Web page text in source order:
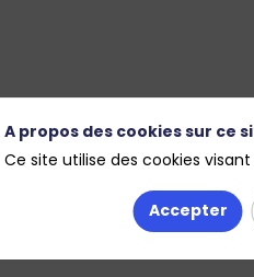
A propos des cookies sur ce
Ce site utilise des cookies
Accepter